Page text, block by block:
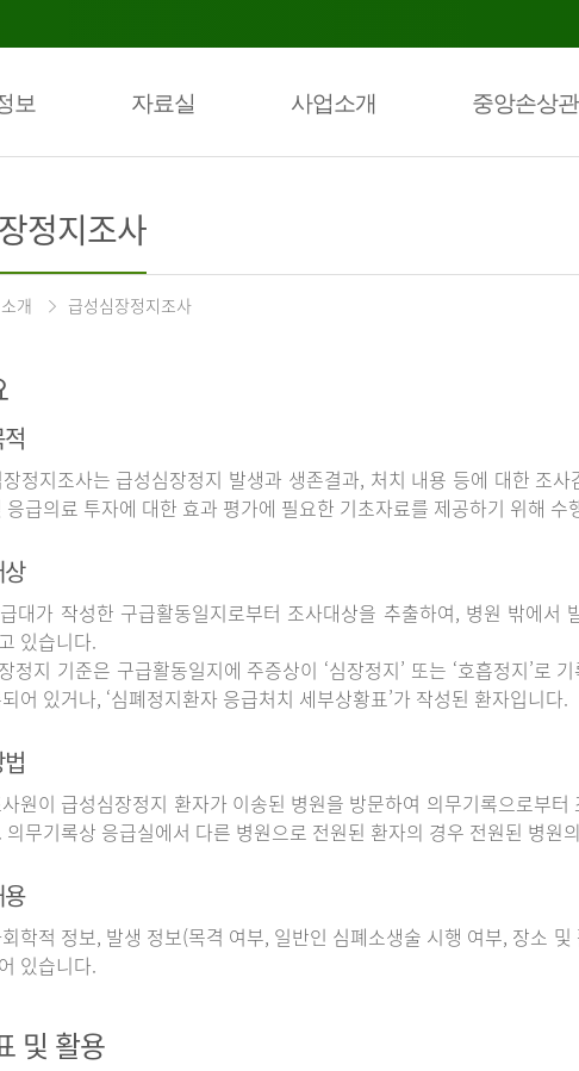
보 자료실 사업소개 중앙손상
정지조사
개 급성심장정지조사
정지조사는 급성심장정지 발생과 생존결과, 처치 내용 등에 대한 조
응급의료 투자에 대한 효과 평가에 필요한 기초자료를 제공하기 위해
대가 작성한 구급활동일지로부터 조사대상을 추출하여, 병원 밖에서
있습니다.
정지 기준은 구급활동일지에 주증상이 ‘심장정지’ 또는 ‘호흡정지’로
어 있거나, ‘심폐정지환자 응급처치 세부상황표’가 작성된 환자입니다.
원이 급성심장정지 환자가 이송된 병원을 방문하여 의무기록으로부
의무기록상 응급실에서 다른 병원으로 전원된 환자의 경우 전원된 병원
학적 정보, 발생 정보(목격 여부, 일반인 심폐소생술 시행 여부, 장소
있습니다.
및 활용